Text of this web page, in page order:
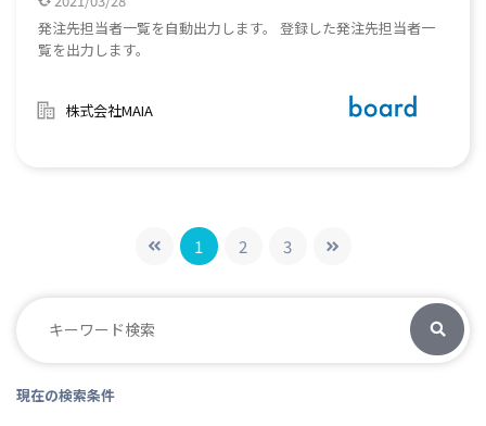
発注先担当者一覧を自動出力します。 登録した発注先担当者一
覧を出力します。
株式会社MAIA
1 2 3
現在の検索条件